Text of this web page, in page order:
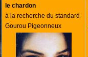
le chardon
à la recherche du standard
Gourou Pigeonneux